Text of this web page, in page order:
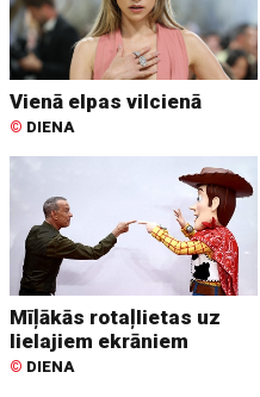
Vienā elpas vilcienā
© DIENA
Mīļākās rotaļlietas uz
lielajiem ekrāniem
© DIENA